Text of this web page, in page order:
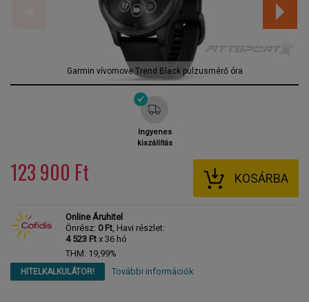
Garmin vívomove Trend Black pulzusmérő óra
Ingyenes
kiszállítás
123 900 Ft KOSÁRBA
Online Áruhitel
Önrész: 0 Ft, Havi részlet:
4 523 Ft x 36 hó
THM: 19,99%
HITELKALKULÁTOR! További információk